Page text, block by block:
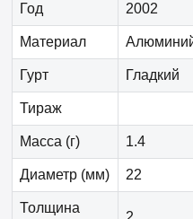
Год 2002
Материал
Гурт Гладкий
Тираж
Масса (г) 1.4
Диаметр (мм) 22
Толщина